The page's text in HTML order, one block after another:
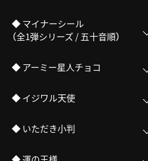
◆ マイナーシール
（全1弾シリーズ / 五十音順）
◆ アーミー星人チョコ
◆ イジワル天使
◆ いただき小判